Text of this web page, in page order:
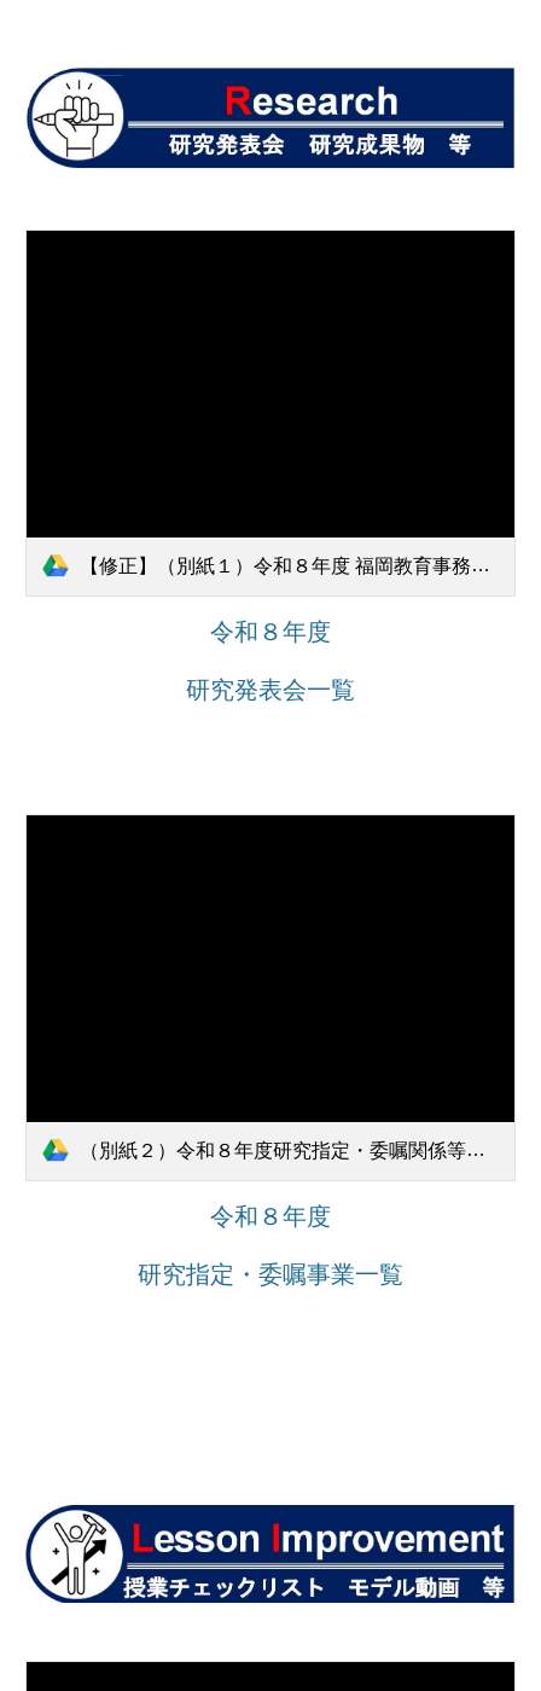
【修正】（別紙１）令和８年度 福岡教育事務所管内 研究指定・委嘱発表校一覧_1.pdf
令和８年度
研究発表会一覧
（別紙２）令和８年度研究指定・委嘱関係等事業一覧_1.pdf
令和８年度
研究指定・委嘱事業一覧